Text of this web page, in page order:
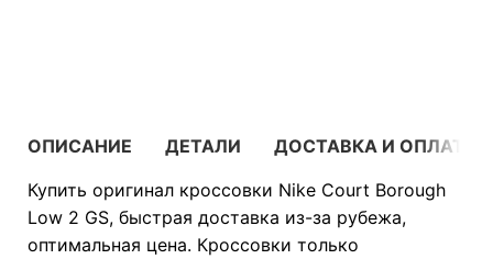
ОПИСАНИЕ ДЕТАЛИ
ДОСТАВКА И ОПЛАТА
Купить оригинал кроссовки Nike Court Borough
Low 2 GS, быстрая доставка из-за рубежа,
оптимальная цена. Кроссовки только